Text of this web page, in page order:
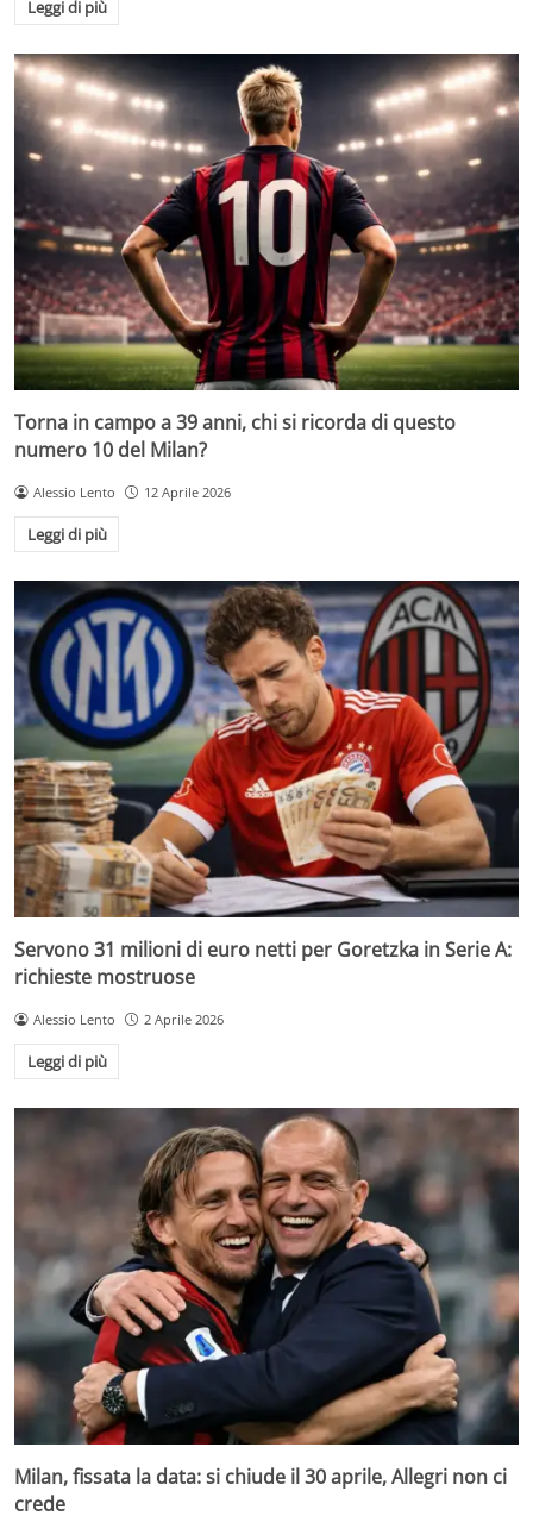
Leggi di più
Torna in campo a 39 anni, chi si ricorda di questo
numero 10 del Milan?
Alessio Lento 12 Aprile 2026
Leggi di più
Servono 31 milioni di euro netti per Goretzka in Serie A:
richieste mostruose
Alessio Lento 2 Aprile 2026
Leggi di più
Milan, fissata la data: si chiude il 30 aprile, Allegri non ci
crede